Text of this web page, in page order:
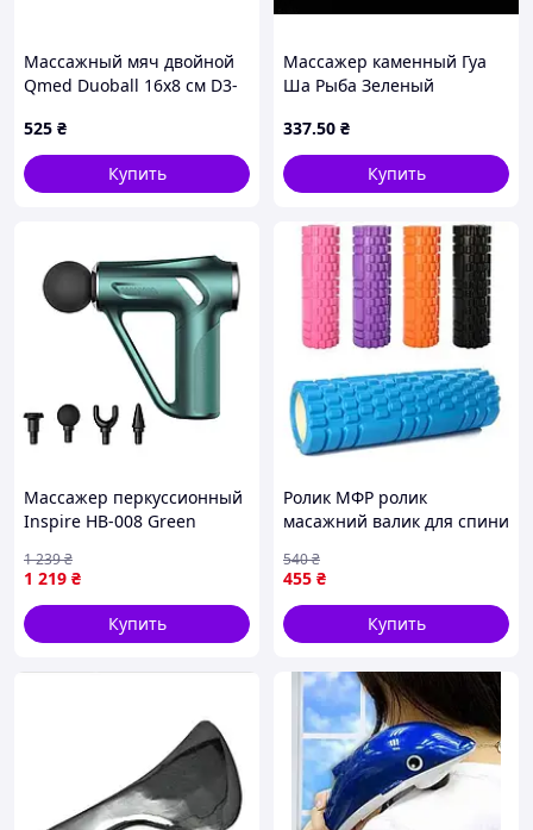
Массажный мяч двойной
Qmed Duoball 16x8 см D3-
525 ₴
Купить
Массажер каменный Гуа
Ша Рыба Зеленый
337.50 ₴
Купить
Массажер перкуссионный
Inspire HB-008 Green
1 219 ₴
1 239₴
Купить
Ролик МФР ролик
масажний валик для спини
455 ₴
540₴
Купить